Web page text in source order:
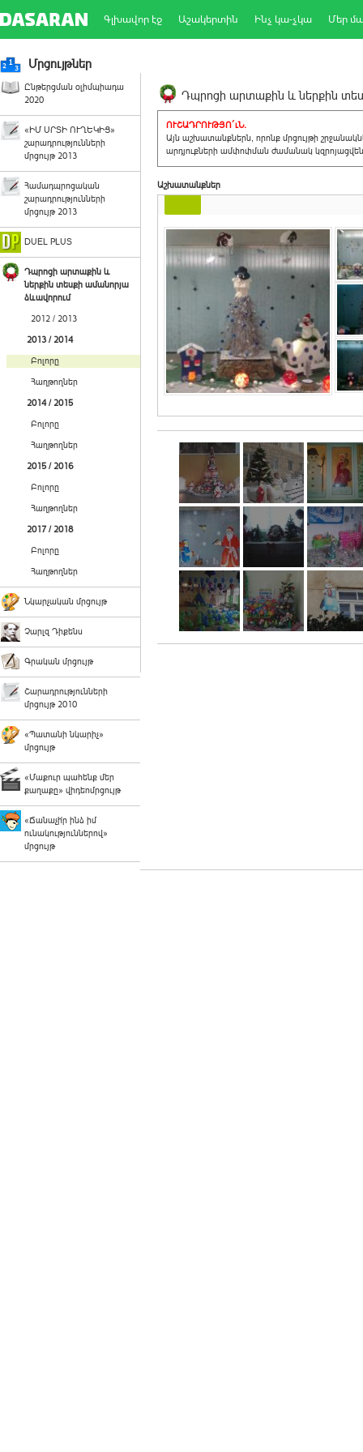
Գլխավոր էջ Աշակերտին Ինչ կա-չկա Մեր
Մրցույթներ
Ընթերցման օլիմպիադա
2020
«ԻՄ ՍՐՏԻ ՈՒՂԵԿԻՑ»
շարադրությունների
մրցույթ 2013
Համադպրոցական
շարադրությունների
մրցույթ 2013
DUEL PLUS
Դպրոցի արտաքին և
ներքին տեսքի ամանորյա
ձևավորում
2012 / 2013
2013 / 2014
Բոլորը
Հաղթողներ
2014 / 2015
Բոլորը
Հաղթողներ
2015 / 2016
Բոլորը
Հաղթողներ
2017 / 2018
Բոլորը
Հաղթողներ
Նկարչական մրցույթ
Չարլզ Դիքենս
Գրական մրցույթ
Շարադրությունների
մրցույթ 2010
«Պատանի նկարիչ»
մրցույթ
«Մաքուր պահենք մեր
քաղաքը» վիդեոմրցույթ
«Ճանաչի՛ր ինձ իմ
ունակություններով»
մրցույթ
Դպրոցի արտաքին և ներքին
ՈՒՇԱԴՐՈՒԹՅՈ´ւՆ.
Այն աշխատանքներն, որոնք մրցույթի
արդյուքների ամփոփման ժամանակ
Աշխատանքներ